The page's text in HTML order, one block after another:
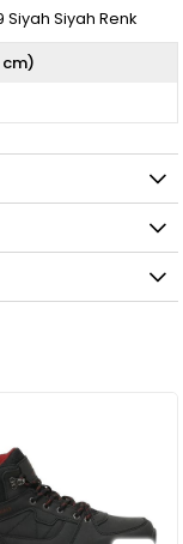
Siyah Siyah Renk
cm)